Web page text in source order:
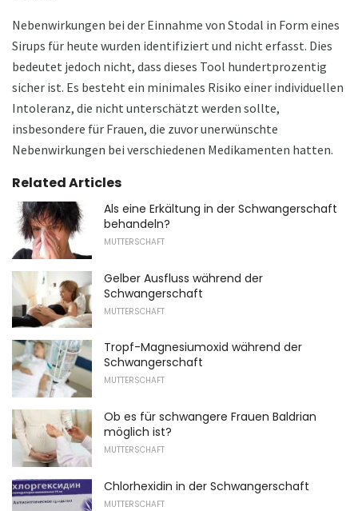
Nebenwirkungen bei der Einnahme von Stodal in Form eines
Sirups für heute wurden identifiziert und nicht erfasst. Dies
bedeutet jedoch nicht, dass dieses Tool hundertprozentig
sicher ist. Es besteht ein minimales Risiko einer individuellen
Intoleranz, die nicht unterschätzt werden sollte,
insbesondere für Frauen, die zuvor unerwünschte
Nebenwirkungen bei verschiedenen Medikamenten hatten.
Related Articles
Als eine Erkältung in der Schwangerschaft
behandeln?
MUTTERSCHAFT
Gelber Ausfluss während der
Schwangerschaft
MUTTERSCHAFT
Tropf-Magnesiumoxid während der
Schwangerschaft
MUTTERSCHAFT
Ob es für schwangere Frauen Baldrian
möglich ist?
MUTTERSCHAFT
Chlorhexidin in der Schwangerschaft
MUTTERSCHAFT